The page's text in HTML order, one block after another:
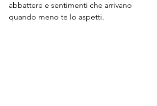
abbattere e sentimenti che arrivano
quando meno te lo aspetti.